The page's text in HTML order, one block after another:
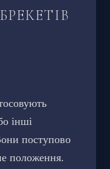
інші
поступово
положення.